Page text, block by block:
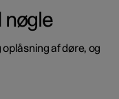
nøgle
af døre, og